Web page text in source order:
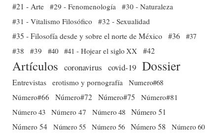
#21 - Arte #29 - Fenomenología
#30 - Naturaleza
#31 - Vitalismo Filosófico
#32 - Sexualidad
#35 - Filosofía desde y sobre el norte de México #36 #37
#38
#39 #40 #41 - Hojear el siglo XX #42
Artículos coronavirus covid-19 Dossier
Entrevistas erotismo y pornografía
Numero#68
Número#66
Número#72 Número#75
Número#81
Número 43 Número 47 Número 48 Número 51
Número 54 Número 55 Número 56 Número 58
Número 60